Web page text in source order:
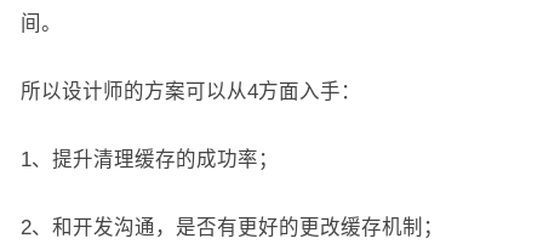
间。
所以设计师的方案可以从4方面入手：
1、提升清理缓存的成功率；
2、和开发沟通，是否有更好的更改缓存机制；